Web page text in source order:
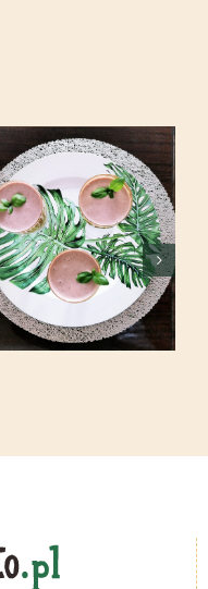
Koktajl
owsiano-
owocowy
/energetyczny
& fit/